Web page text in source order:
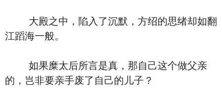
大殿之中，陷入了沉默，方绍的思绪却如翻
江蹈海一般。
如果糜太后所言是真，那自己这个做父亲
的，岂非要亲手废了自己的儿子？